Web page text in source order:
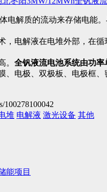
电解质的流动来存储电
电解液在电堆外部，在
。 全钒液流电池系统由功
、电极、双极板、电极框
100278100042
堆 电解液 激光设备 其他
能项目